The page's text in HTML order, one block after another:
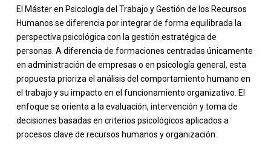
El Máster en Psicología del Trabajo y Gestión de los Recursos
Humanos se diferencia por integrar de forma equilibrada la
perspectiva psicológica con la gestión estratégica de
personas. A diferencia de formaciones centradas únicamente
en administración de empresas o en psicología general, esta
propuesta prioriza el análisis del comportamiento humano en
el trabajo y su impacto en el funcionamiento organizativo. El
enfoque se orienta a la evaluación, intervención y toma de
decisiones basadas en criterios psicológicos aplicados a
procesos clave de recursos humanos y organización.
-